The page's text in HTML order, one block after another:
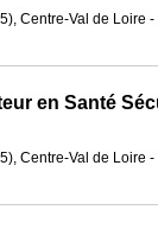
Centre-Val de Loire -
Centre-Val de Loire -